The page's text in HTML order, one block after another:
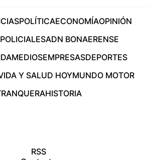
POLÍTICAECONOMÍAOPINIÓN
POLICIALESADN BONAERENSE
MEDIOSEMPRESASDEPORTES
Y SALUD HOYMUNDO MOTOR
HISTORIA
RSS